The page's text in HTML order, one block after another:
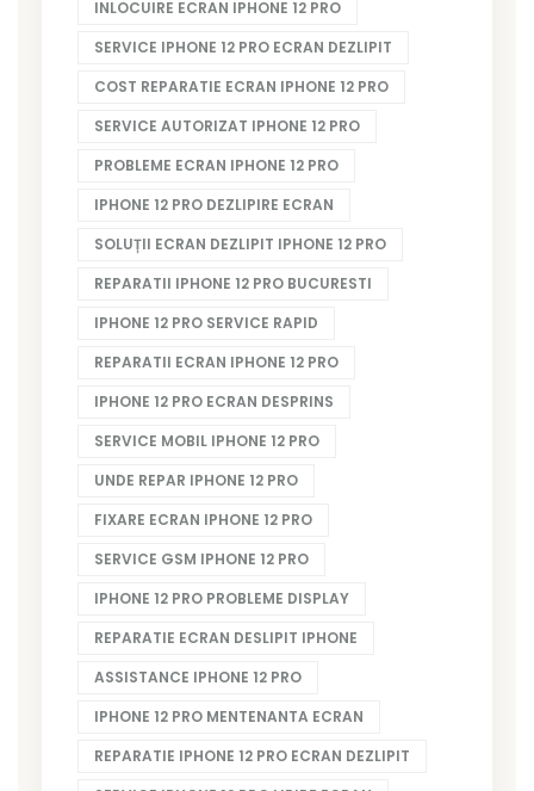
INLOCUIRE ECRAN IPHONE 12 PRO
SERVICE IPHONE 12 PRO ECRAN DEZLIPIT
COST REPARATIE ECRAN IPHONE 12 PRO
SERVICE AUTORIZAT IPHONE 12 PRO
PROBLEME ECRAN IPHONE 12 PRO
IPHONE 12 PRO DEZLIPIRE ECRAN
SOLUȚII ECRAN DEZLIPIT IPHONE 12 PRO
REPARATII IPHONE 12 PRO BUCURESTI
IPHONE 12 PRO SERVICE RAPID
REPARATII ECRAN IPHONE 12 PRO
IPHONE 12 PRO ECRAN DESPRINS
SERVICE MOBIL IPHONE 12 PRO
UNDE REPAR IPHONE 12 PRO
FIXARE ECRAN IPHONE 12 PRO
SERVICE GSM IPHONE 12 PRO
IPHONE 12 PRO PROBLEME DISPLAY
REPARATIE ECRAN DESLIPIT IPHONE
ASSISTANCE IPHONE 12 PRO
IPHONE 12 PRO MENTENANTA ECRAN
REPARATIE IPHONE 12 PRO ECRAN DEZLIPIT